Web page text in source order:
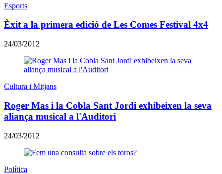
Esports
Èxit a la primera edició de Les Comes Festival 4x4
24/03/2012
Cultura i Mitjans
Roger Mas i la Cobla Sant Jordi exhibeixen la seva
aliança musical a l'Auditori
24/03/2012
Política